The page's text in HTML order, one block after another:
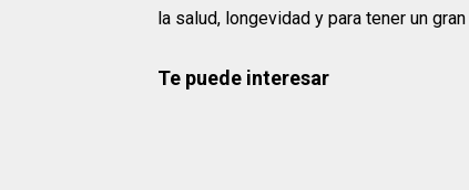
la salud, longevidad y para tener un
Te puede interesar